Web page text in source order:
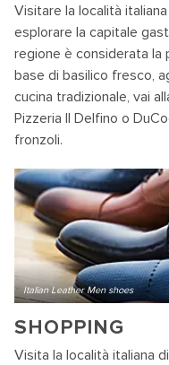
Visitare la località
esplorare la capitale
regione è considerata la
base di basilico fresco,
cucina tradizionale, vai
Pizzeria Il Delfino o
fronzoli.
Italian Leather Men shoes
SHOPPING
Visita la località italiana